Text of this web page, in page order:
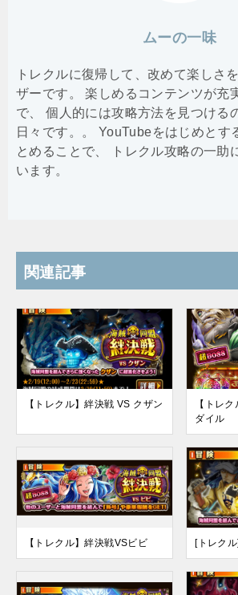
ムーの一味
トレクルに復帰して、改めて楽しさ
ザーです。 楽しめるコンテンツが充
で、 個人的には攻略方法を見つける
日々です。。 YouTubeをはじめとす
とめることで、 トレクル攻略の一助
います。
関連記事
【トレクル】絆決戦 VS クザン
【トレ
ダイル
【トレクル】絆決戦VSビビ [トレク